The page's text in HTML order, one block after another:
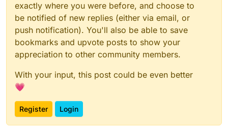
exactly where you were before, and choose to
be notified of new replies (either via email, or
push notification). You'll also be able to save
bookmarks and upvote posts to show your
appreciation to other community members.
With your input, this post could be even better
💗
Register Login